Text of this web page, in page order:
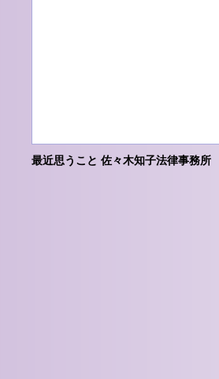
最近思うこと 佐々木知子法律事務所